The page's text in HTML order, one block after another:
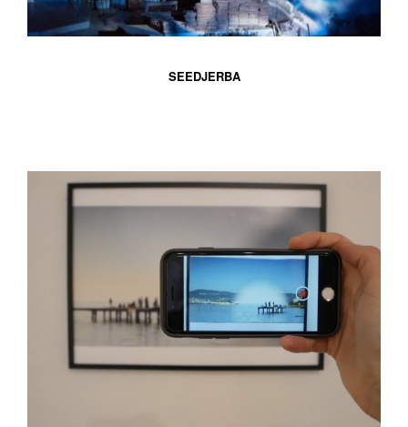
SEEDJERBA